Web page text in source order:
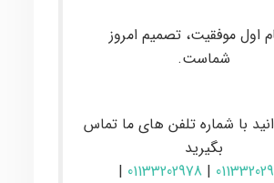
فرصت خوبی را برای
به خصوص در حوزه تعمیرات
است. آکادمی ایران باینری با
ساله‌ی خود در بازارکار، سعی در
آموزشی با کیفیت دارد تا کارآموزان
بتوانند در بازار کار جایگاه
ایجاد کنند.
اول موفقیت، تصمیم امروز
شماست.
با شماره تلفن های ما تماس
بگیرید
|
01133202978
|